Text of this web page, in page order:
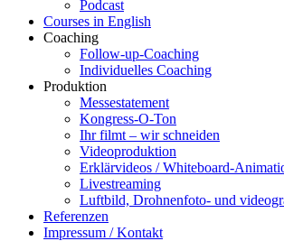
Podcast
Courses in English
Coaching
Follow-up-Coaching
Individuelles Coaching
Produktion
Messestatement
Kongress-O-Ton
Ihr filmt – wir schneiden
Videoproduktion
Erklärvideos / Whiteboard-
Livestreaming
Luftbild, Drohnenfoto- und
Referenzen
Impressum / Kontakt